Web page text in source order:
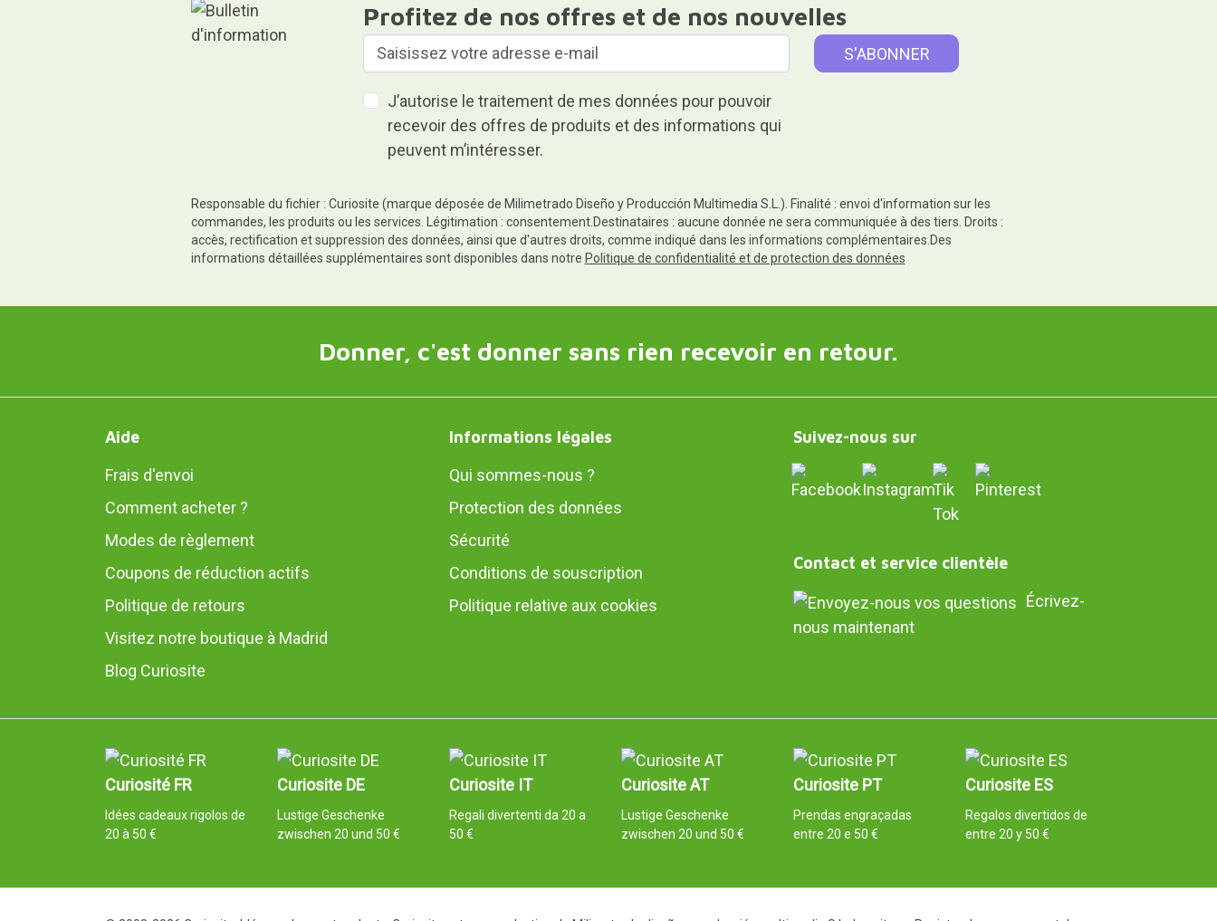
Profitez de nos offres et de nos nouvelles
J’autorise le traitement de mes données pour pouvoir
recevoir des offres de produits et des informations qui
peuvent m’intéresser.
Responsable du fichier : Curiosite (marque déposée de Milimetrado Diseño y Producción Multimedia S.L.). Finalité : envoi d'information sur les
commandes, les produits ou les services. Légitimation : consentement.Destinataires : aucune donnée ne sera communiquée à des tiers. Droits :
accès, rectification et suppression des données, ainsi que d'autres droits, comme indiqué dans les informations complémentaires.Des
informations détaillées supplémentaires sont disponibles dans notre Politique de confidentialité et de protection des données
Donner, c'est donner sans rien recevoir en retour.
Aide
Frais d'envoi
Comment acheter ?
Modes de règlement
Coupons de réduction actifs
Politique de retours
Visitez notre boutique à Madrid
Blog Curiosite
Informations légales
Qui sommes-nous ?
Protection des données
Sécurité
Conditions de souscription
Politique relative aux cookies
Suivez-nous sur
Contact et service clientèle
Écrivez-
nous maintenant
Curiosité FR
Idées cadeaux rigolos de
20 à 50 €
Curiosite DE
Lustige Geschenke
zwischen 20 und 50 €
Curiosite IT
Regali divertenti da 20 a
50 €
Curiosite AT
Lustige Geschenke
zwischen 20 und 50 €
Curiosite PT
Prendas engraçadas
entre 20 e 50 €
Curiosite ES
Regalos divertidos de
entre 20 y 50 €